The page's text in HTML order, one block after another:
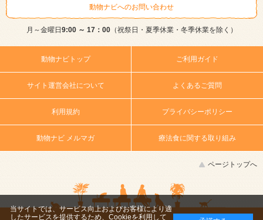
動物ナビへのお問い合わせ
月～金曜日9:00 ～ 17：00（祝祭日・夏季休業・冬季休業を除く）
動物ナビトップ ご利用ガイド
サイト運営会社について よくあるご質問
利用規約 プライバシーポリシー
動物ナビ メルマガ 療法食に関する取り組み
ページトップへ
当サイトでは、サービス向上およびお客様により適
したサービスを提供するため、Cookieを利用して